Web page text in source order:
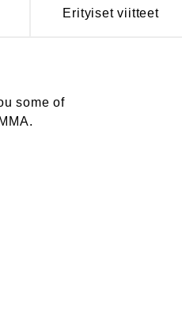
Erityiset viitteet
some of